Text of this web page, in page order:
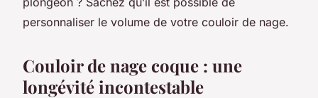
personnaliser le volume de votre couloir de nage.
Couloir de nage coque : une
longévité incontestable